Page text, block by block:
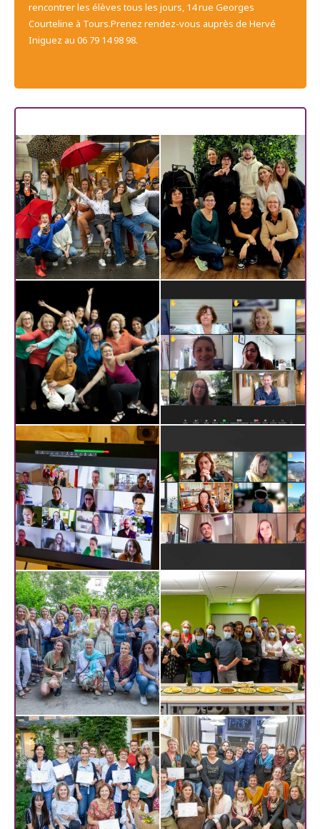
rencontrer les élèves tous les jours, 14 rue Georges
Courteline à Tours.Prenez rendez-vous auprès de Hervé
Iniguez au 06 79 14 98 98.